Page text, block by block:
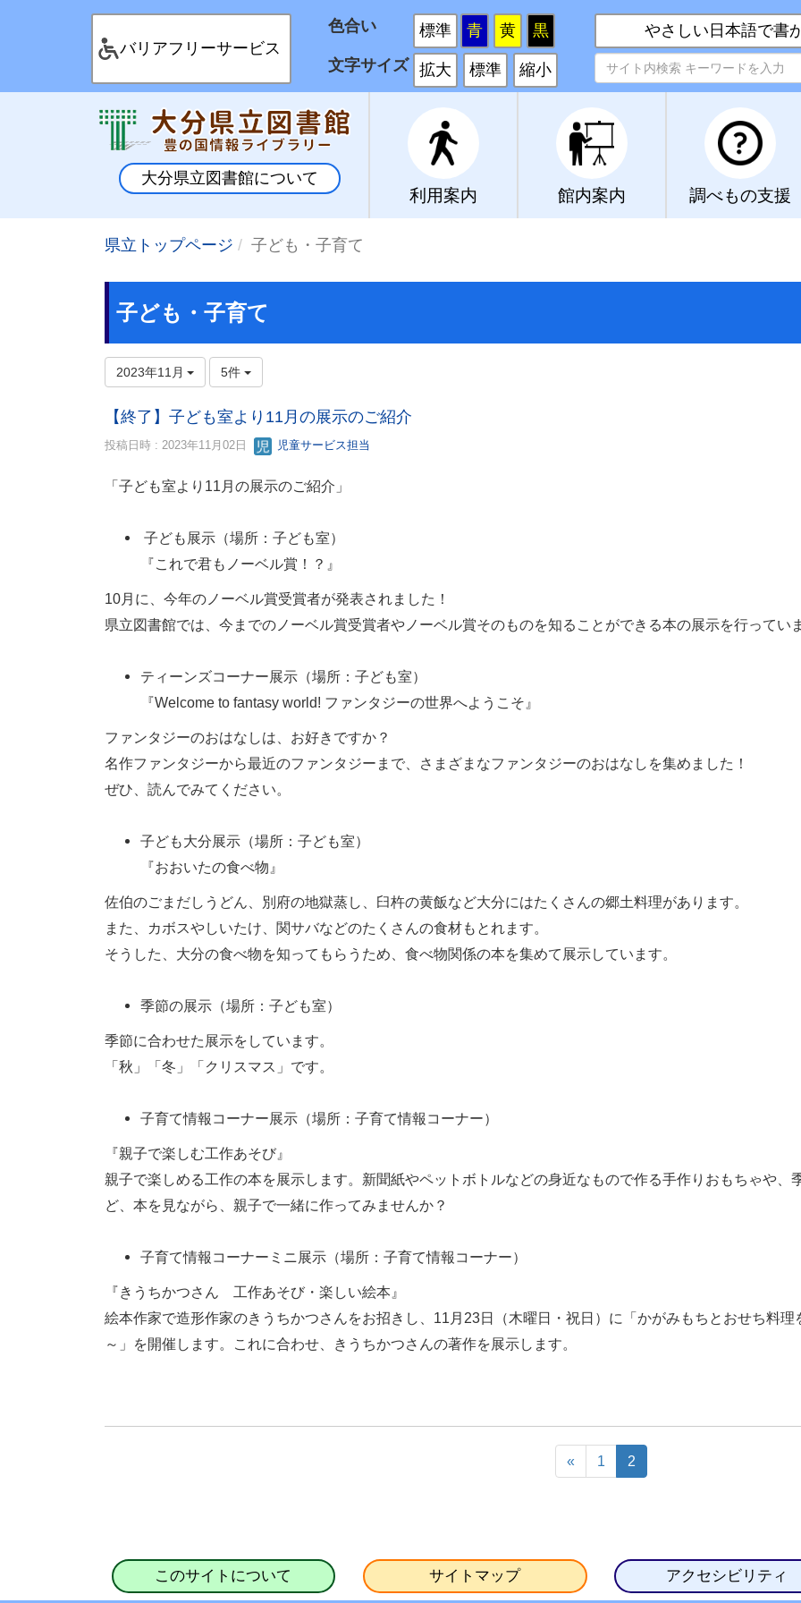
バリアフリーサービス
色合い 標準 青 黄
黒
文字サイズ 拡大 標準 縮小
やさしい日本語で書
大分県立図書館について
利用案内 館内案内 調べもの支援
県立トップページ 子ども・子育て
子ども・子育て
2023年11月 5件
【終了】子ども室より11月の展示のご紹介
投稿日時 : 2023年11月02日 児童サービス担当
「子ども室より11月の展示のご紹介」
子ども展示（場所：子ども室）
『これで君もノーベル賞！？』
10月に、今年のノーベル賞受賞者が発表されました！
県立図書館では、今までのノーベル賞受賞者やノーベル賞そのものを知ることができる本の展示を行ってい
ティーンズコーナー展示（場所：子ども室）
『Welcome to fantasy world! ファンタジーの世界へようこそ』
ファンタジーのおはなしは、お好きですか？
名作ファンタジーから最近のファンタジーまで、さまざまなファンタジーのおはなしを集めました！
ぜひ、読んでみてください。
子ども大分展示（場所：子ども室）
『おおいたの食べ物』
佐伯のごまだしうどん、別府の地獄蒸し、臼杵の黄飯など大分にはたくさんの郷土料理があります。
また、カボスやしいたけ、関サバなどのたくさんの食材もとれます。
そうした、大分の食べ物を知ってもらうため、食べ物関係の本を集めて展示しています。
季節の展示（場所：子ども室）
季節に合わせた展示をしています。
「秋」「冬」「クリスマス」です。
子育て情報コーナー展示（場所：子育て情報コーナー）
『親子で楽しむ工作あそび』
親子で楽しめる工作の本を展示します。新聞紙やペットボトルなどの身近なもので作る手作りおもちゃや、
ど、本を見ながら、親子で一緒に作ってみませんか？
子育て情報コーナーミニ展示（場所：子育て情報コーナー）
『きうちかつさん 工作あそび・楽しい絵本』
絵本作家で造形作家のきうちかつさんをお招きし、11月23日（木曜日・祝日）に「かがみもちとおせち料
～」を開催します。これに合わせ、きうちかつさんの著作を展示します。
« 1 2
このサイトについて サイトマップ アクセシビリティ